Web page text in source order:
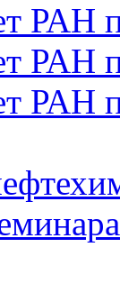
РАН
РАН
РАН